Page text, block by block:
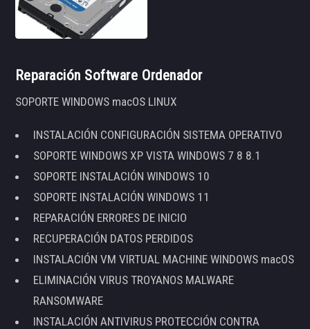
Reparación Software Ordenador
SOPORTE WINDOWS macOS LINUX
INSTALACIÓN CONFIGURACIÓN SISTEMA OPERATIVO
SOPORTE WINDOWS XP VISTA WINDOWS 7 8 8.1
SOPORTE INSTALACIÓN WINDOWS 10
SOPORTE INSTALACIÓN WINDOWS 11
REPARACIÓN ERRORES DE INICIO
RECUPERACIÓN DATOS PERDIDOS
INSTALACIÓN VM VIRTUAL MACHINE WINDOWS macOS
ELIMINACIÓN VIRUS TROYANOS MALWARE
RANSOMWARE
INSTALACIÓN ANTIVIRUS PROTECCIÓN CONTRA